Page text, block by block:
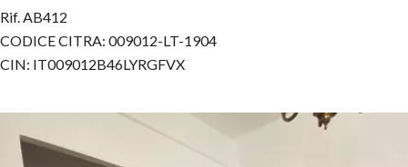
Rif. AB412
CODICE CITRA: 009012-LT-1904
CIN: IT009012B46LYRGFVX